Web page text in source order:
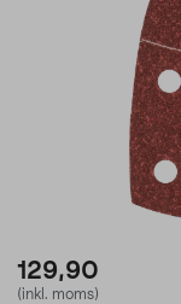
129,90
(inkl. moms)